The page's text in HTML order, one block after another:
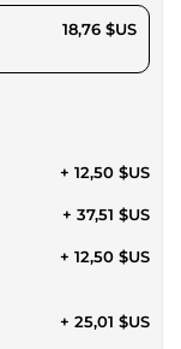
18,76 $US
+ 12,50 $US
+ 37,51 $US
+ 12,50 $US
+ 25,01 $US